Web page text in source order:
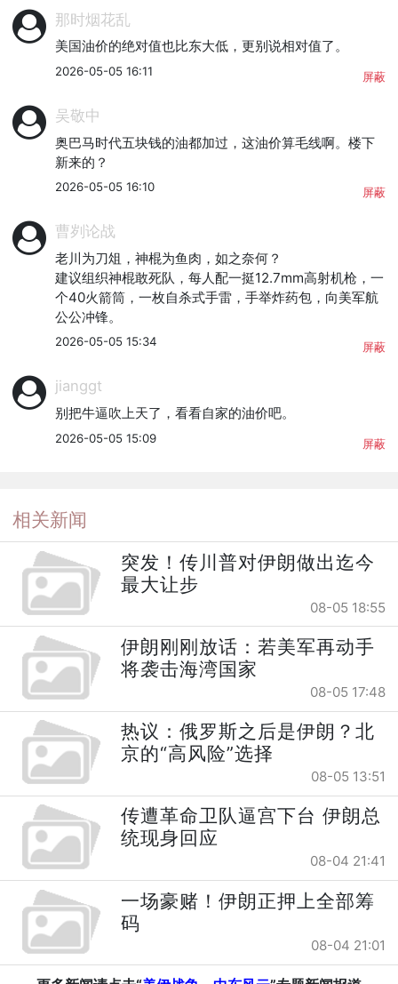
那时烟花乱
美国油价的绝对值也比东大低，更别说相对值了。
2026-05-05 16:11 屏蔽
吴敬中
奥巴马时代五块钱的油都加过，这油价算毛线啊。楼下
新来的？
2026-05-05 16:10 屏蔽
曹刿论战
老川为刀俎，神棍为鱼肉，如之奈何？
建议组织神棍敢死队，每人配一挺12.7mm高射机枪，一
个40火箭筒，一枚自杀式手雷，手举炸药包，向美军航
公公冲锋。
2026-05-05 15:34 屏蔽
jianggt
别把牛逼吹上天了，看看自家的油价吧。
2026-05-05 15:09 屏蔽
相关新闻
突发！传川普对伊朗做出迄今
最大让步
08-05 18:55
伊朗刚刚放话：若美军再动手
将袭击海湾国家
08-05 17:48
热议：俄罗斯之后是伊朗？北
京的“高风险”选择
08-05 13:51
传遭革命卫队逼宫下台 伊朗总
统现身回应
08-04 21:41
一场豪赌！伊朗正押上全部筹
码
08-04 21:01